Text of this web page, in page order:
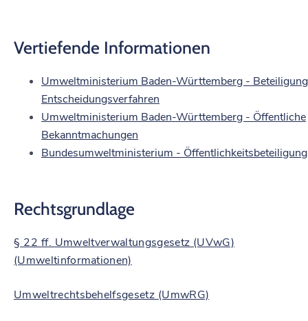
Vertiefende Informationen
Umweltministerium Baden-Württemberg -
Entscheidungsverfahren
Umweltministerium Baden-Württemberg - Öffentliche
Bekanntmachungen
Bundesumweltministerium - Öffentlichkeitsbeteiligung
Rechtsgrundlage
§ 22 ff. Umweltverwaltungsgesetz (UVwG)
(Umweltinformationen)
Umweltrechtsbehelfsgesetz (UmwRG)